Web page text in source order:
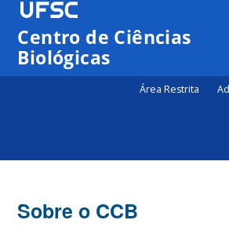
Centro de Ciências
Biológicas
Área Restrita
Sobre o CCB